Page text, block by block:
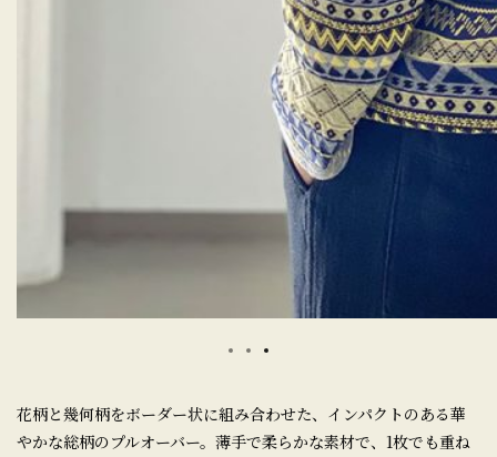
花柄と幾何柄をボーダー状に組み合わせた、インパクトのある華
やかな総柄のプルオーバー。薄手で柔らかな素材で、1枚でも重ね